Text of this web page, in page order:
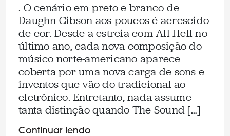
. O cenário em preto e branco de
Daughn Gibson aos poucos é acrescido
de cor. Desde a estreia com All Hell no
último ano, cada nova composição do
músico norte-americano aparece
coberta por uma nova carga de sons e
inventos que vão do tradicional ao
eletrônico. Entretanto, nada assume
tanta distinção quando The Sound […]
Continuar lendo